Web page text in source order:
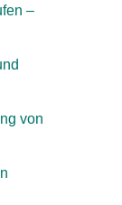
–
von